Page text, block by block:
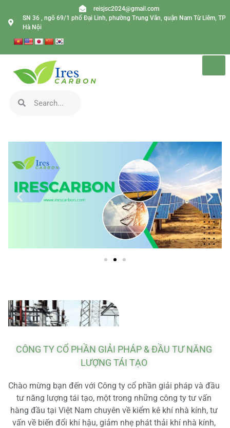
reisjsc2024@gmail.com
SN 36 , ngõ 69/1 phố Đại Linh, phường Trung Văn, quận Nam Từ Liêm, TP
Hà Nội
CÔNG TY CỔ PHẦN GIẢI PHÁP & ĐẦU TƯ NĂNG
LƯỢNG TÁI TẠO
Chào mừng bạn đến với Công ty cổ phần giải pháp và đầu
tư năng lượng tái tạo, một trong những công ty tư vấn
hàng đầu tại Việt Nam chuyên về kiểm kê khí nhà kính, tư
vấn về biến đổi khí hậu, giảm nhẹ phát thải khí nhà kính,